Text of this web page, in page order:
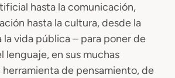
hasta la comunicación,
hasta la cultura, desde la
la vida pública – para poner de
lenguaje, en sus muchas
herramienta de pensamiento, de